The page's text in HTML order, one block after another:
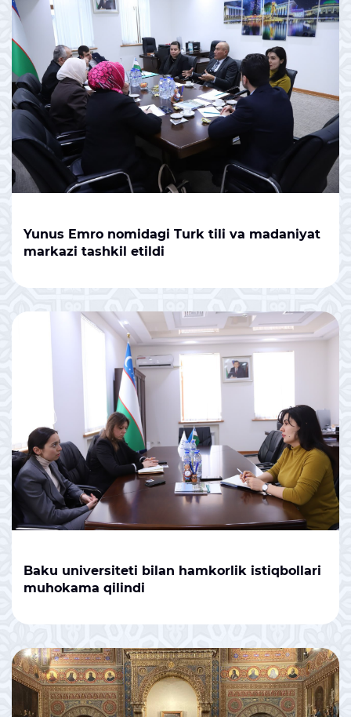
Yunus Emro nomidagi Turk tili va madaniyat
markazi tashkil etildi
Baku universiteti bilan hamkorlik istiqbollari
muhokama qilindi